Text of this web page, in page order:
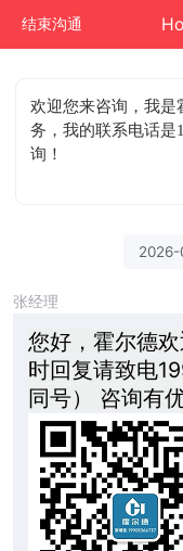
结束沟通
欢迎您来咨询 ，我
务，我的联系电话是
询！
2026-
张经理
您好，霍尔德
时回复请致电
同号） 咨询有